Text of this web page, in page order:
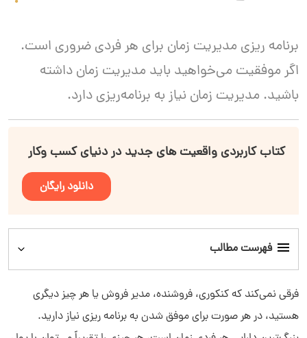
برنامه ریزی مدیریت زمان برای هر فردی ضروری است.
اگر موفقیت می‌خواهید باید مدیریت زمان داشته
باشید. مدیریت زمان نیاز به برنامه‌ریزی دارد.
کتاب کاربردی واقعیت های جدید در دنیای کسب وکار
دانلود رایگان
فهرست مطالب
اهمیت برنامه ریزی روزانه
فرقی نمی‌کند که کنکوری، فروشنده، مدیر فروش یا هر چیز دیگری
هستید، در هر صورت برای موفق شدن به برنامه ریزی نیاز دارید.